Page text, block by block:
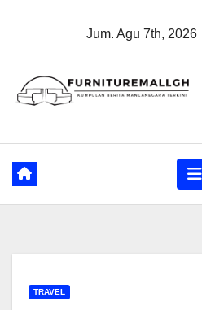
Jum. Agu 7th, 2026
TRAVEL